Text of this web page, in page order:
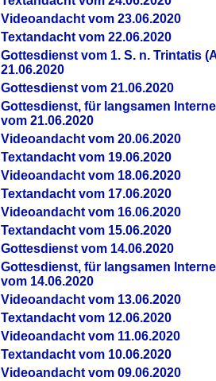
Videoandacht vom 23.06.2020
Textandacht vom 22.06.2020
Gottesdienst vom 1. S. n. Trintatis
21.06.2020
Gottesdienst vom 21.06.2020
Gottesdienst, für langsamen
vom 21.06.2020
Videoandacht vom 20.06.2020
Textandacht vom 19.06.2020
Videoandacht vom 18.06.2020
Textandacht vom 17.06.2020
Videoandacht vom 16.06.2020
Textandacht vom 15.06.2020
Gottesdienst vom 14.06.2020
Gottesdienst, für langsamen
vom 14.06.2020
Videoandacht vom 13.06.2020
Textandacht vom 12.06.2020
Videoandacht vom 11.06.2020
Textandacht vom 10.06.2020
Videoandacht vom 09.06.2020